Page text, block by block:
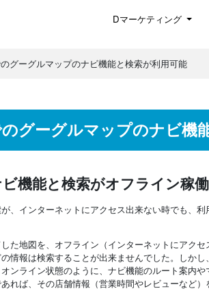
Dマーケティング
グーグルマップのナビ機能と検索が利用可能
グーグルマップのナビ機
機能と検索がオフライン稼働
、インターネットにアクセス出来ない時でも、利
た地図を、オフライン（インターネットにアク
情報は検索することが出来ませんでした。しかし
ンライン状態のように、ナビ機能のルート案内
れば、その店舗情報（営業時間やレビューなど）